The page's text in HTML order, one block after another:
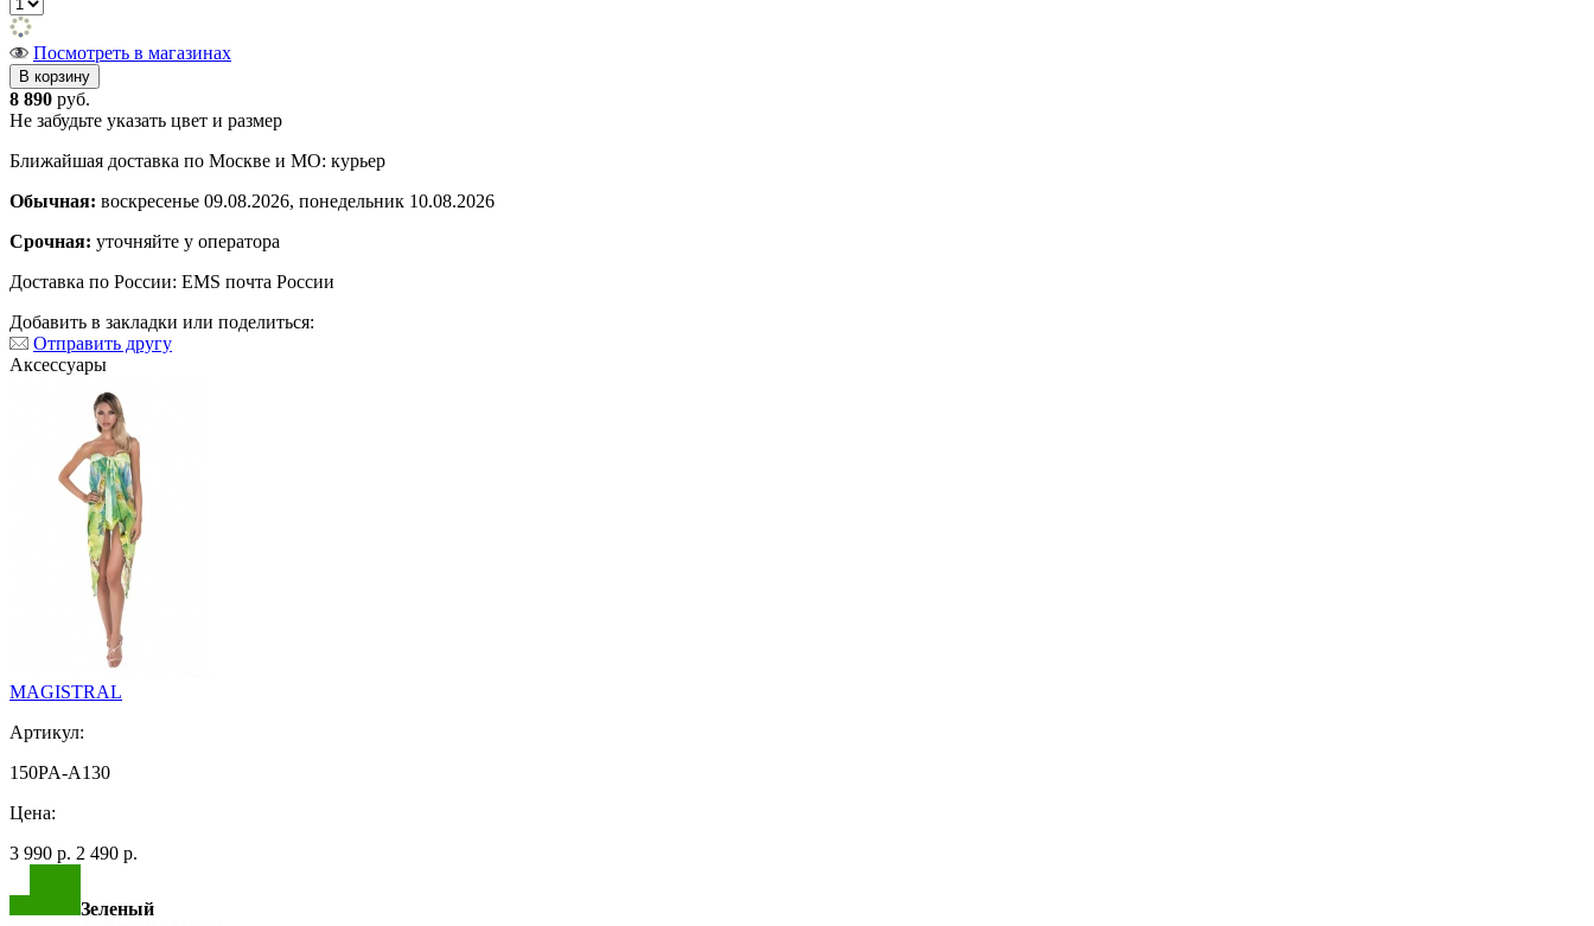
Посмотреть в магазинах
8 890 руб.
Не забудьте указать цвет и размер
Ближайшая доставка по Москве и МО: курьер
Обычная: воскресенье 09.08.2026, понедельник 10.08.2026
Срочная: уточняйте у оператора
Доставка по России: EMS почта России
Добавить в закладки или поделиться:
Отправить другу
Аксессуары
MAGISTRAL
Артикул:
150PA-A130
Цена:
3 990 р. 2 490 р.
Зеленый